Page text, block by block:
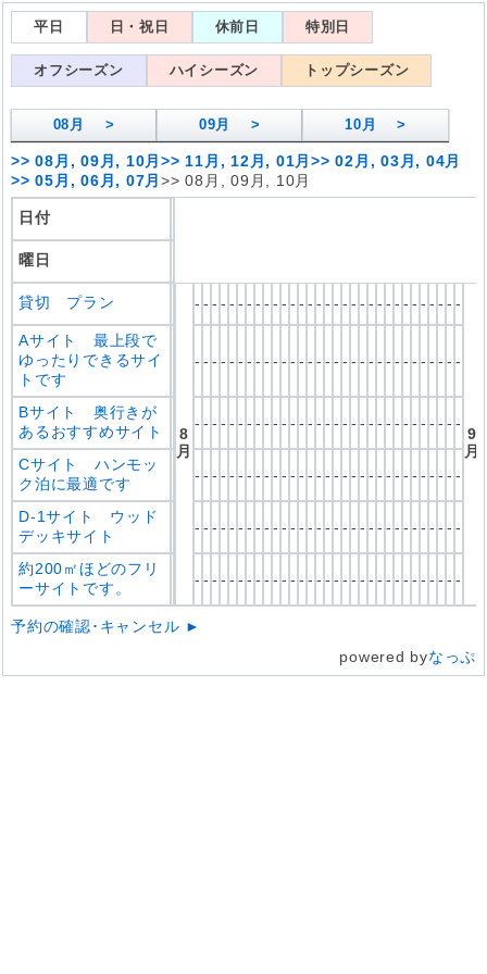
平日 日・祝日 休前日 特別日
オフシーズン ハイシーズン トップシーズン
08月 > 09月 > 10月 >
>>08月, 09月, 10月 >> 11月, 12月, 01月 >>02月, 03月, 04月
>>05月, 06月, 07月 >>08月, 09月, 10月
日付
曜日
貸切 プラン
8
月
- - - - - - - - - - - - - - - - - - - - - - - - - - - - - - -
9
月
Aサイト 最上段で
ゆったりできるサイ
トです
- - - - - - - - - - - - - - - - - - - - - - - - - - - - - - -
Bサイト 奥行きが
あるおすすめサイト
- - - - - - - - - - - - - - - - - - - - - - - - - - - - - - -
Cサイト ハンモッ
ク泊に最適です
- - - - - - - - - - - - - - - - - - - - - - - - - - - - - - -
D-1サイト ウッド
デッキサイト
- - - - - - - - - - - - - - - - - - - - - - - - - - - - - - -
約200㎡ほどのフリ
ーサイトです。
- - - - - - - - - - - - - - - - - - - - - - - - - - - - - - -
予約の確認･キャンセル ►
powered byなっぷ